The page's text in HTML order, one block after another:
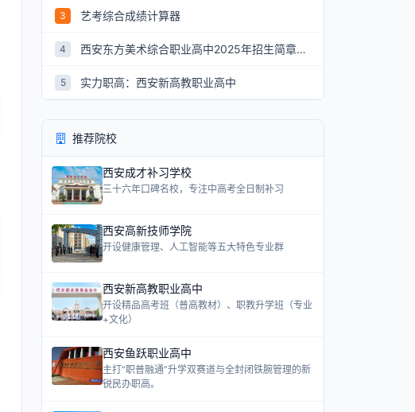
3 艺考综合成绩计算器
4 西安东方美术综合职业高中2025年招生简章：艺术升学新航道
5 实力职高：西安新高教职业高中
推荐院校
西安成才补习学校
三十六年口碑名校，专注中高考全日制补习
西安高新技师学院
开设健康管理、人工智能等五大特色专业群
西安新高教职业高中
开设精品高考班（普高教材）、职教升学班（专业
+文化）
西安鱼跃职业高中
主打“职普融通”升学双赛道与全封闭铁腕管理的新
锐民办职高。